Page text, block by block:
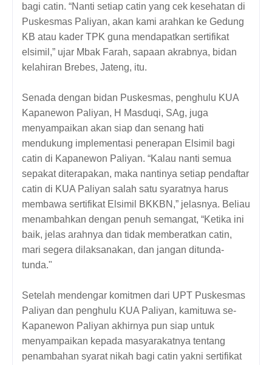
bagi catin. “Nanti setiap catin yang cek kesehatan di
Puskesmas Paliyan, akan kami arahkan ke Gedung
KB atau kader TPK guna mendapatkan sertifikat
elsimil,” ujar Mbak Farah, sapaan akrabnya, bidan
kelahiran Brebes, Jateng, itu.
Senada dengan bidan Puskesmas, penghulu KUA
Kapanewon Paliyan, H Masduqi, SAg, juga
menyampaikan akan siap dan senang hati
mendukung implementasi penerapan Elsimil bagi
catin di Kapanewon Paliyan. “Kalau nanti semua
sepakat diterapakan, maka nantinya setiap pendaftar
catin di KUA Paliyan salah satu syaratnya harus
membawa sertifikat Elsimil BKKBN,” jelasnya. Beliau
menambahkan dengan penuh semangat, “Ketika ini
baik, jelas arahnya dan tidak memberatkan catin,
mari segera dilaksanakan, dan jangan ditunda-
tunda."
Setelah mendengar komitmen dari UPT Puskesmas
Paliyan dan penghulu KUA Paliyan, kamituwa se-
Kapanewon Paliyan akhirnya pun siap untuk
menyampaikan kepada masyarakatnya tentang
penambahan syarat nikah bagi catin yakni sertifikat